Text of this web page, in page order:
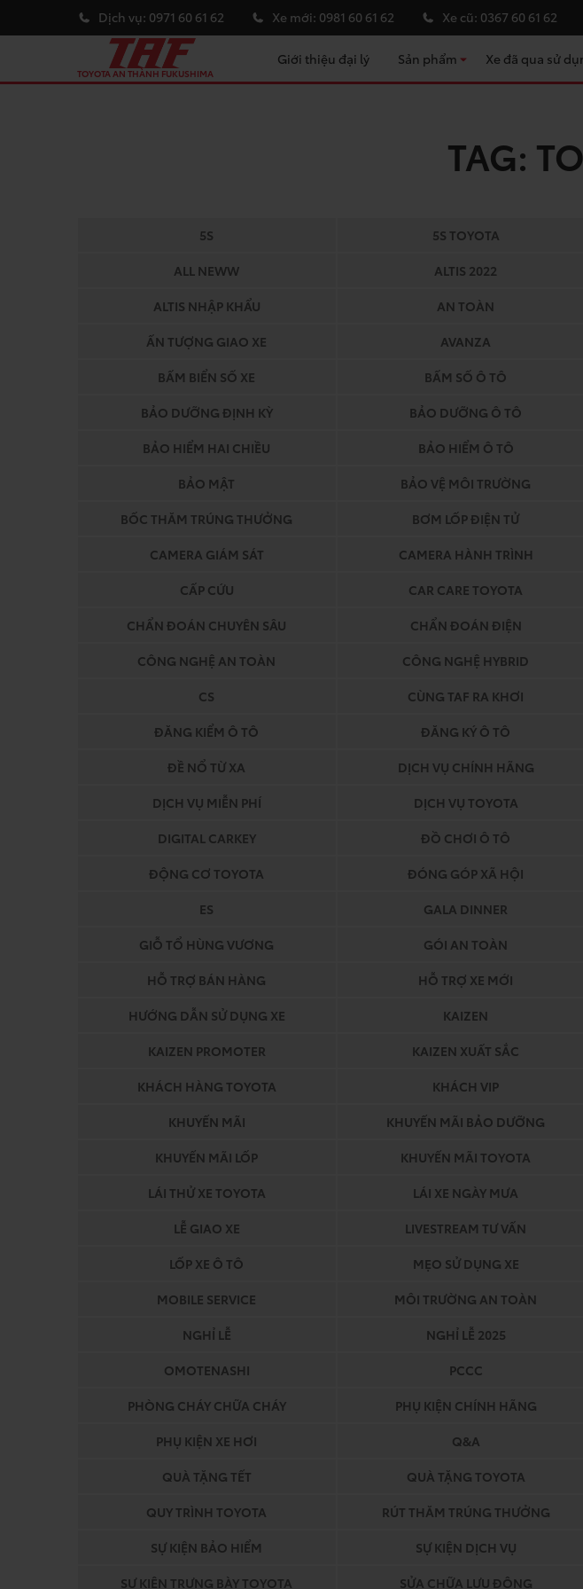
Dịch vụ: 0971 60 61 62 Xe mới: 0981 60 61 62 Xe cũ: 0367 60 61 62
TOYOTA AN THÀNH FUKUSHIMA
Giới thiệu đại lý Sản phẩm Xe đã qua sử
TAG:
5S 5S TOYOTA
ALL NEWW
ALTIS 2022
ALTIS NHẬP KHẨU
AN TOÀN
ẤN TƯỢNG GIAO XE
AVANZA
BẤM BIỂN SỐ XE
BẤM SỐ Ô TÔ
BẢO DƯỠNG ĐỊNH KỲ
BẢO DƯỠNG Ô TÔ
BẢO HIỂM HAI CHIỀU
BẢO HIỂM Ô TÔ
BẢO MẬT
BẢO VỆ MÔI TRƯỜNG
BỐC THĂM TRÚNG THƯỞNG
BƠM LỐP ĐIỆN TỬ
CAMERA GIÁM SÁT
CAMERA HÀNH TRÌNH
CẤP CỨU
CAR CARE TOYOTA
CHẨN ĐOÁN CHUYÊN SÂU
CHẨN ĐOÁN ĐIỆN
CÔNG NGHỆ AN TOÀN
CÔNG NGHỆ HYBRID
CS
CÙNG TAF RA KHƠI
ĐĂNG KIỂM Ô TÔ
ĐĂNG KÝ Ô TÔ
ĐỀ NỔ TỪ XA
DỊCH VỤ CHÍNH HÃNG
DỊCH VỤ MIỄN PHÍ
DỊCH VỤ TOYOTA
DIGITAL CARKEY
ĐỒ CHƠI Ô TÔ
ĐỘNG CƠ TOYOTA
ĐÓNG GÓP XÃ HỘI
ES
GALA DINNER
GIỖ TỔ HÙNG VƯƠNG
GÓI AN TOÀN
HỖ TRỢ BÁN HÀNG
HỖ TRỢ XE MỚI
HƯỚNG DẪN SỬ DỤNG XE
KAIZEN
KAIZEN PROMOTER
KAIZEN XUẤT SẮC
KHÁCH HÀNG TOYOTA
KHÁCH VIP
KHUYẾN MÃI
KHUYẾN MÃI BẢO DƯỠNG
KHUYẾN MÃI LỐP
KHUYẾN MÃI TOYOTA
LÁI THỬ XE TOYOTA
LÁI XE NGÀY MƯA
LỄ GIAO XE
LIVESTREAM TƯ VẤN
LỐP XE Ô TÔ
MẸO SỬ DỤNG XE
MOBILE SERVICE
MÔI TRƯỜNG AN TOÀN
NGHỈ LỄ
NGHỈ LỄ 2025
OMOTENASHI
PCCC
PHÒNG CHÁY CHỮA CHÁY
PHỤ KIỆN CHÍNH HÃNG
PHỤ KIỆN XE HƠI
Q&A
QUÀ TẶNG TẾT
QUÀ TẶNG TOYOTA
QUY TRÌNH TOYOTA
RÚT THĂM TRÚNG THƯỞNG
SỰ KIỆN BẢO HIỂM
SỰ KIỆN DỊCH VỤ
SỰ KIỆN TRƯNG BÀY TOYOTA
SỬA CHỮA LƯU ĐỘNG